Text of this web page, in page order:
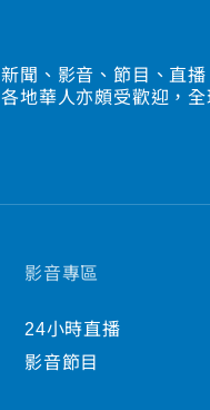
新聞、影音、節目、直
各地華人亦頗受歡迎，
影音專區
24小時直播
影音節目